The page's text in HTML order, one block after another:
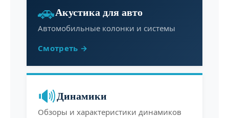
🚗Акустика для авто
Автомобильные колонки и системы
Смотреть →
🔊Динамики
Обзоры и характеристики динамиков